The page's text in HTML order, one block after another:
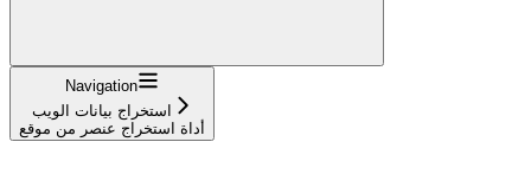
Navigation
استخراج بيانات الويب
أداة استخراج عنصر من موقع